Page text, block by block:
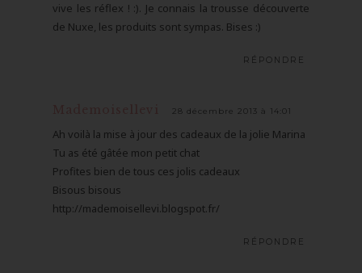
vive les réflex ! :). Je connais la trousse découverte
de Nuxe, les produits sont sympas. Bises :)
RÉPONDRE
28 décembre 2013 à 14:01
Ah voilà la mise à jour des cadeaux de la jolie Marina
Tu as été gâtée mon petit chat
Profites bien de tous ces jolis cadeaux
Bisous bisous
http://mademoisellevi.blogspot.fr/
RÉPONDRE